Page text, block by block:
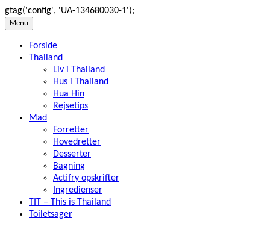
gtag('config', 'UA-134680030-1');
Skip
content
Menu
Forside
Thailand
Liv i Thailand
Hus i Thailand
Hua Hin
Rejsetips
Mad
Forretter
Hovedretter
Desserter
Bagning
Actifry opskrifter
Ingredienser
TIT – This is Thailand
Toiletsager